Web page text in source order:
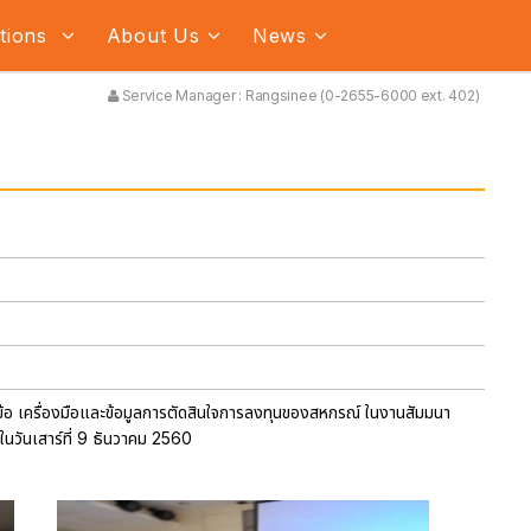
About Us News
Service Manager : Rangsinee (0-2655-6000 ext. 402)
เครื่องมือและข้อมูลการตัดสินใจการลงทุนของสหกรณ์ ในงานสัมมนา
วันเสาร์ที่ 9 ธันวาคม 2560